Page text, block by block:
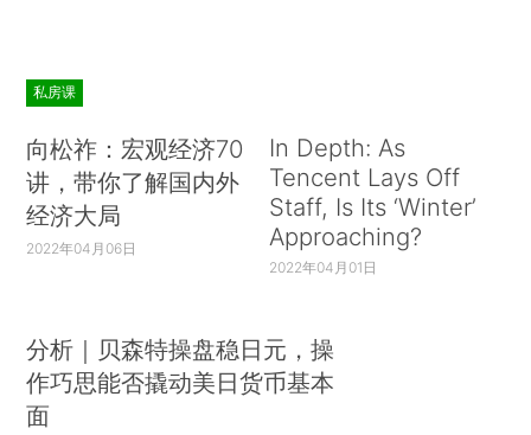
私房课
向松祚：宏观经济70
讲，带你了解国内外
经济大局
2022年04月06日
In Depth: As
Tencent Lays Off
Staff, Is Its ‘Winter’
Approaching?
2022年04月01日
分析｜贝森特操盘稳日元，操
作巧思能否撬动美日货币基本
面